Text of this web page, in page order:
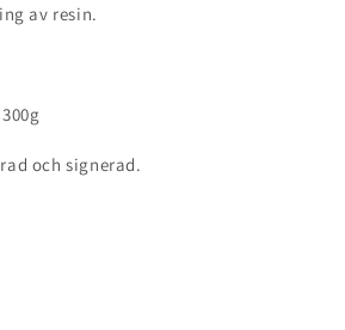
av resin.
och signerad.